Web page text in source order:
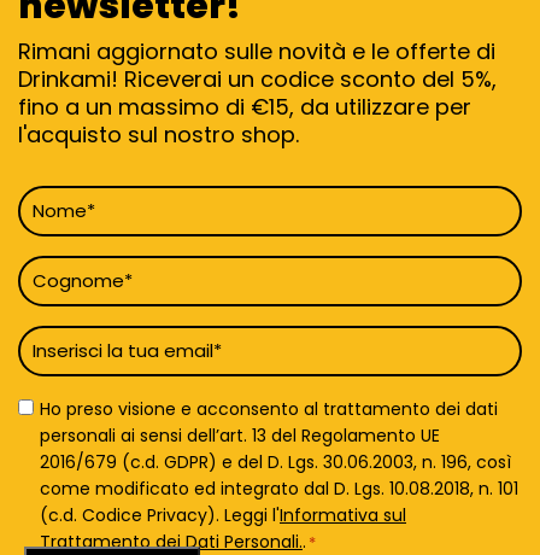
Rimani aggiornato sulle novità e le offerte di
Drinkami! Riceverai un codice sconto del 5%,
fino a un massimo di €15, da utilizzare per
l'acquisto sul nostro shop.
Nome
*
Cognome
*
Email
*
Privacy
Policy
Ho preso visione e acconsento al trattamento dei dati
personali ai sensi dell’art. 13 del Regolamento UE
2016/679 (c.d. GDPR) e del D. Lgs. 30.06.2003, n. 196, così
come modificato ed integrato dal D. Lgs. 10.08.2018, n. 101
(c.d. Codice Privacy). Leggi l'Informativa sul
Trattamento dei Dati Personali.. *